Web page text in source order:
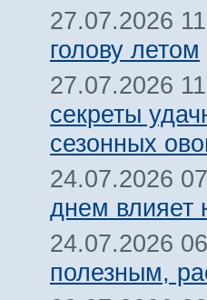
27.07.2026
голову летом
27.07.2026
секреты
сезонных
24.07.2026
днем влияет
24.07.2026
полезным,